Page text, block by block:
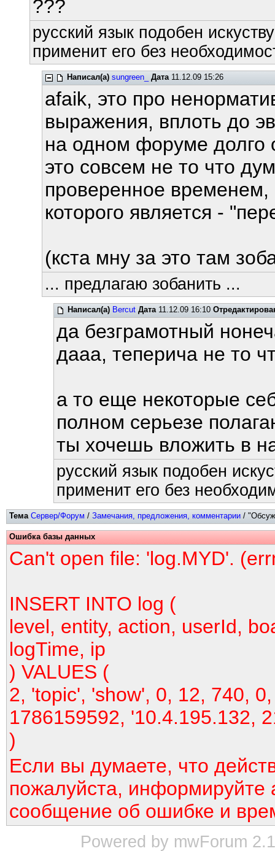
???
русский язык подобен
применит его без
Написал(а) sungreen_ Дата11.12.09 15:26
afaik, это про
выражения, вплоть до
на одном форуме долго
это совсем не то что
проверенное
которого является -
(кста мну за это там
... предлагаю зобанить ...
Написал(а) Bercut Дата11.12.09 16:10
да безграмотный
дааа, теперича не то
а то еще некоторые
полном серьезе
ты хочешь вложить в
русский язык подобен
применит его без
Тема Сервер/Форум / Замечания, предложения, комментарии /
Ошибка базы данных
Can't open file: 'log.MYD'.
INSERT INTO log (
level, entity, action, userId,
logTime, ip
) VALUES (
2, 'topic', 'show', 0, 12, 740,
1786159592, '10.4.195.132,
)
Если вы думаете, что
пожалуйста, информируйте
сообщение об ошибке и
Powered by mwForum